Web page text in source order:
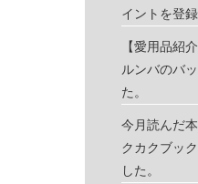
イントを登録
【愛用品紹
ルンバのバ
た。
今月読んだ
クカクブッ
した。